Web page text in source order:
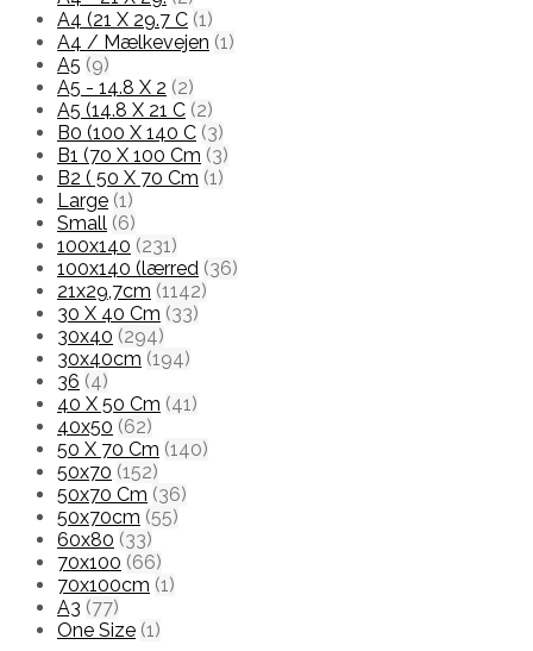
A4 (21 X 29.7 C (1)
A4 / Mælkevejen (1)
A5 (9)
A5 - 14.8 X 2 (2)
A5 (14.8 X 21 C (2)
B0 (100 X 140 C (3)
B1 (70 X 100 Cm (3)
B2 ( 50 X 70 Cm (1)
Large (1)
Small (6)
100x140 (231)
100x140 (lærred (36)
21x29,7cm (1142)
30 X 40 Cm (33)
30x40 (294)
30x40cm (194)
36 (4)
40 X 50 Cm (41)
40x50 (62)
50 X 70 Cm (140)
50x70 (152)
50x70 Cm (36)
50x70cm (55)
60x80 (33)
70x100 (66)
70x100cm (1)
A3 (77)
One Size (1)